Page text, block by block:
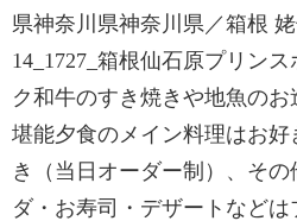
県神奈川県神奈川県／箱根
14_1727_箱根仙石原プリン
ク和牛のすき焼きや地魚の
堪能夕食のメイン料理はお
き（当日オーダー制）、そ
ダ・お寿司・デザートなど